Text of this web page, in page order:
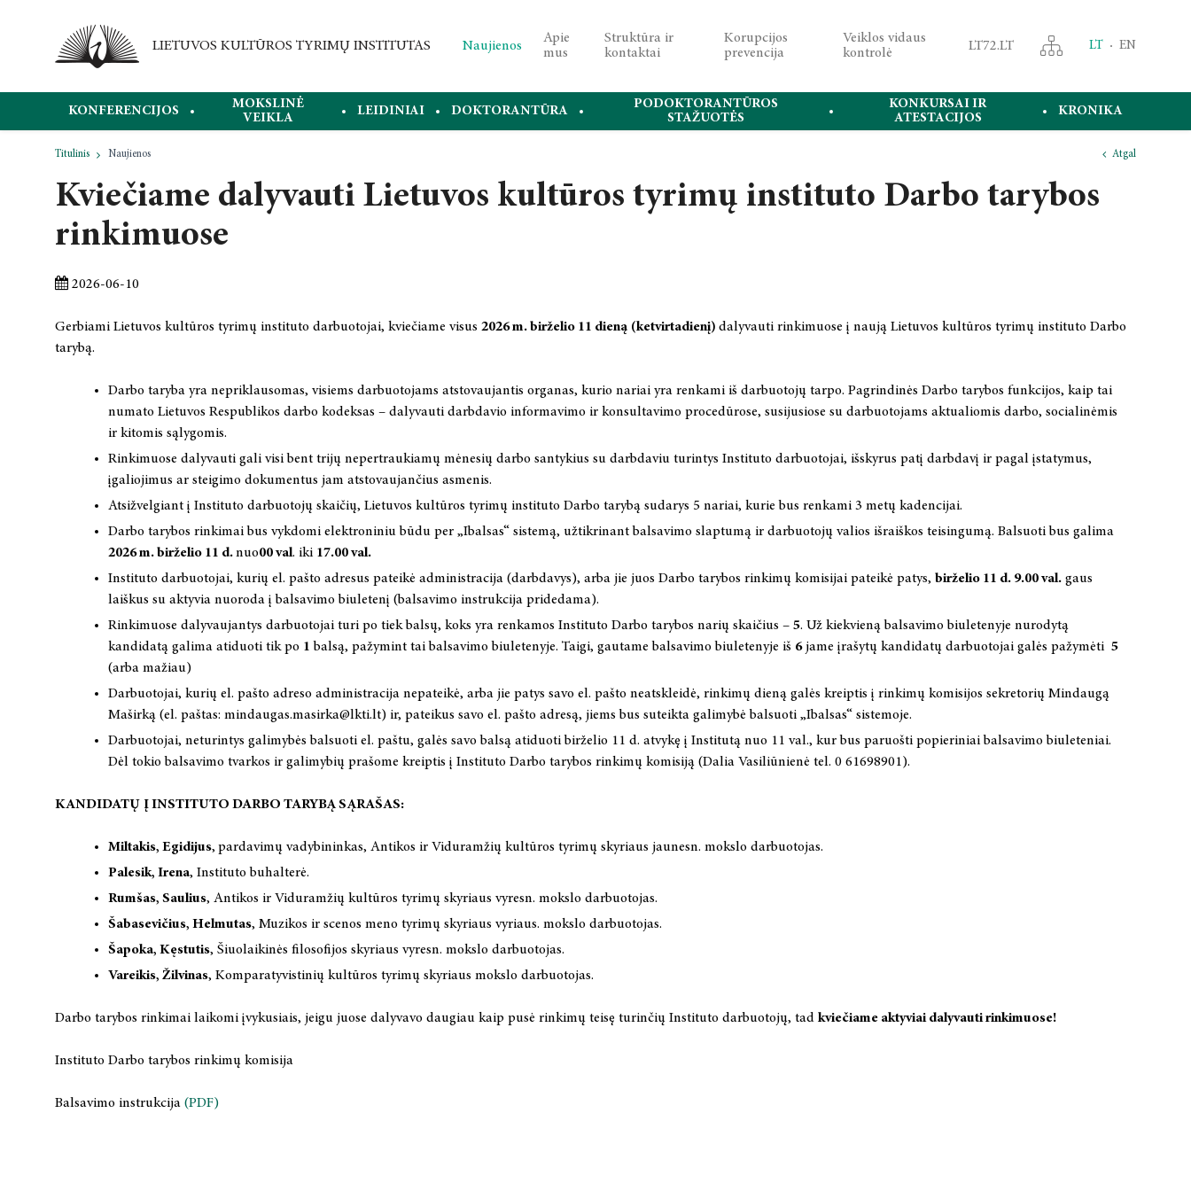
Naujienos
Apie
mus
Struktūra ir
kontaktai
Korupcijos
prevencija
Veiklos vidaus
kontrolė
LT72.LT LT EN
KONFERENCIJOS
MOKSLINĖ
VEIKLA
LEIDINIAI DOKTORANTŪRA
PODOKTORANTŪROS
STAŽUOTĖS
KONKURSAI IR
ATESTACIJOS
KRONIKA
Titulinis Naujienos Atgal
Kviečiame dalyvauti Lietuvos kultūros tyrimų instituto Darbo tarybos
rinkimuose
2026-06-10
Gerbiami Lietuvos kultūros tyrimų instituto darbuotojai, kviečiame visus 2026 m. birželio 11 dieną (ketvirtadienį) dalyvauti rinkimuose į naują Lietuvos kultūros tyrimų instituto Darbo
tarybą.
Darbo taryba yra nepriklausomas, visiems darbuotojams atstovaujantis organas, kurio nariai yra renkami iš darbuotojų tarpo. Pagrindinės Darbo tarybos funkcijos, kaip tai
numato Lietuvos Respublikos darbo kodeksas – dalyvauti darbdavio informavimo ir konsultavimo procedūrose, susijusiose su darbuotojams aktualiomis darbo, socialinėmis
ir kitomis sąlygomis.
Rinkimuose dalyvauti gali visi bent trijų nepertraukiamų mėnesių darbo santykius su darbdaviu turintys Instituto darbuotojai, išskyrus patį darbdavį ir pagal įstatymus,
įgaliojimus ar steigimo dokumentus jam atstovaujančius asmenis.
Atsižvelgiant į Instituto darbuotojų skaičių, Lietuvos kultūros tyrimų instituto Darbo tarybą sudarys 5 nariai, kurie bus renkami 3 metų kadencijai.
Darbo tarybos rinkimai bus vykdomi elektroniniu būdu per „Ibalsas“ sistemą, užtikrinant balsavimo slaptumą ir darbuotojų valios išraiškos teisingumą. Balsuoti bus galima
2026 m. birželio 11 d.nuo00 val. iki 17.00 val.
Instituto darbuotojai, kurių el. pašto adresus pateikė administracija (darbdavys), arba jie juos Darbo tarybos rinkimų komisijai pateikė patys, birželio 11 d. 9.00 val. gaus
laiškus su aktyvia nuoroda į balsavimo biuletenį (balsavimo instrukcija pridedama).
Rinkimuose dalyvaujantys darbuotojai turi po tiek balsų, koks yra renkamos Instituto Darbo tarybos narių skaičius – 5. Už kiekvieną balsavimo biuletenyje nurodytą
kandidatą galima atiduoti tik po 1 balsą, pažymint tai balsavimo biuletenyje. Taigi, gautame balsavimo biuletenyje iš 6jame įrašytų kandidatų darbuotojai galės pažymėti 5
(arba mažiau)
Darbuotojai, kurių el. pašto adreso administracija nepateikė, arba jie patys savo el. pašto neatskleidė, rinkimų dieną galės kreiptis į rinkimų komisijos sekretorių Mindaugą
Maširką (el. paštas: mindaugas.masirka@lkti.lt) ir, pateikus savo el. pašto adresą, jiems bus suteikta galimybė balsuoti „Ibalsas“ sistemoje.
Darbuotojai, neturintys galimybės balsuoti el. paštu, galės savo balsą atiduoti birželio 11 d. atvykę į Institutą nuo 11 val., kur bus paruošti popieriniai balsavimo biuleteniai.
Dėl tokio balsavimo tvarkos ir galimybių prašome kreiptis į Instituto Darbo tarybos rinkimų komisiją (Dalia Vasiliūnienė tel. 0 61698901).
KANDIDATŲ Į INSTITUTO DARBO TARYBĄ SĄRAŠAS:
Miltakis, Egidijus, pardavimų vadybininkas, Antikos ir Viduramžių kultūros tyrimų skyriaus jaunesn. mokslo darbuotojas.
Palesik, Irena, Instituto buhalterė.
Rumšas, Saulius, Antikos ir Viduramžių kultūros tyrimų skyriaus vyresn. mokslo darbuotojas.
Šabasevičius, Helmutas, Muzikos ir scenos meno tyrimų skyriaus vyriaus. mokslo darbuotojas.
Šapoka, Kęstutis, Šiuolaikinės filosofijos skyriaus vyresn. mokslo darbuotojas.
Vareikis, Žilvinas, Komparatyvistinių kultūros tyrimų skyriaus mokslo darbuotojas.
Darbo tarybos rinkimai laikomi įvykusiais, jeigu juose dalyvavo daugiau kaip pusė rinkimų teisę turinčių Instituto darbuotojų, tad kviečiame aktyviai dalyvauti rinkimuose!
Instituto Darbo tarybos rinkimų komisija
Balsavimo instrukcija (PDF)